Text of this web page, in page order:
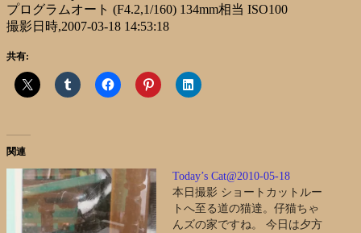
プログラムオート (F4.2,1/160) 134mm相当 ISO100
撮影日時,2007-03-18 14:53:18
共有:
関連
Today’s Cat@2010-05-18
本日撮影 ショートカットルー
トへ至る道の猫達。仔猫ちゃ
んズの家ですね。 今日は夕方